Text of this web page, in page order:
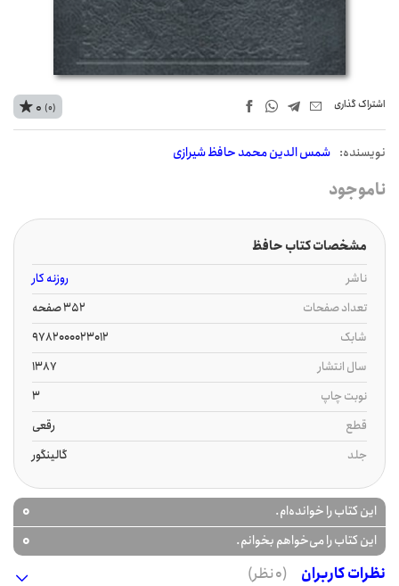
اشتراک‌ گذاری
نويسنده: شمس الدین محمد حافظ شیرازی
0 (0)
ناموجود
مشخصات کتاب حافظ
ناشر
روزنه کار
تعداد صفحات
352 صفحه
شابک
9782000023012
سال انتشار
1387
نوبت چاپ
3
قطع
رقعی
جلد
گالینگور
این کتاب را خوانده‌ام. 0
این کتاب را می‌خواهم بخوانم.
0
نظرات کاربران
(0 نظر)